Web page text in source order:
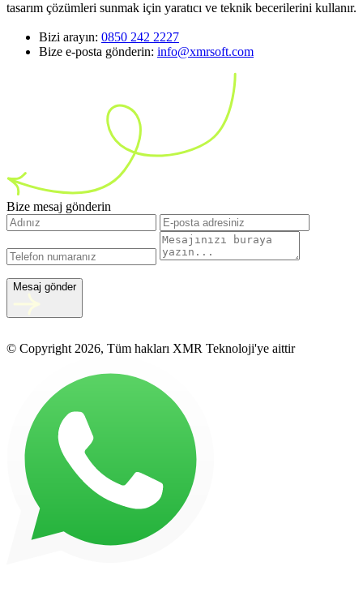
tasarım çözümleri sunmak için yaratıcı ve teknik becerilerini kullanır.
Bizi arayın: 0850 242 2227
Bize e-posta gönderin: info@xmrsoft.com
Bize mesaj gönderin
Mesaj gönder
© Copyright 2026, Tüm hakları XMR Teknoloji'ye aittir